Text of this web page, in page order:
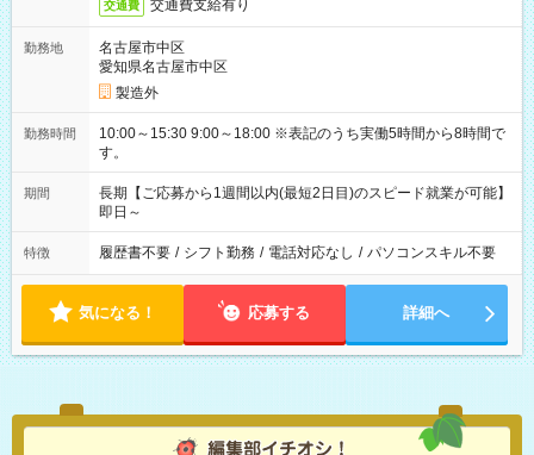
交通費 交通費支給有り
勤務地
名古屋市中区
愛知県名古屋市中区
製造外
勤務時間
10:00～15:30 9:00～18:00 ※表記のうち実働5時間から8時間で
す。
期間
長期【ご応募から1週間以内(最短2日目)のスピード就業が可能】
即日～
特徴 履歴書不要 / シフト勤務 / 電話対応なし / パソコンスキル不要
気になる！ 応募する 詳細へ